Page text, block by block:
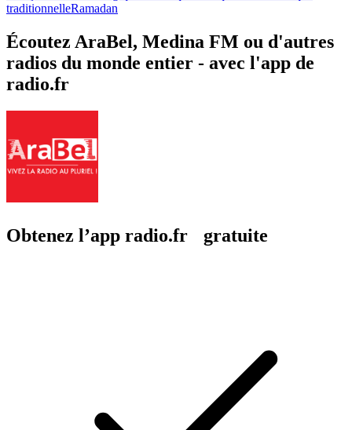
traditionnelleRamadan
Écoutez AraBel, Medina FM ou d'autres
radios du monde entier - avec l'app de
radio.fr
Obtenez l’app radio.fr gratuite